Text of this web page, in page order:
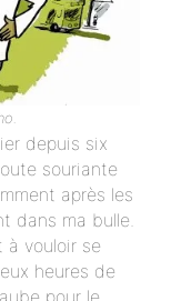
depuis six
souriante
après les
dans ma bulle.
à vouloir se
heures de